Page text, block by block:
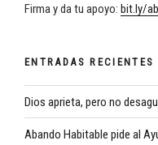
Firma y da tu apoyo: bit.ly/
ENTRADAS RECIENTES
Dios aprieta, pero no
Abando Habitable pide al